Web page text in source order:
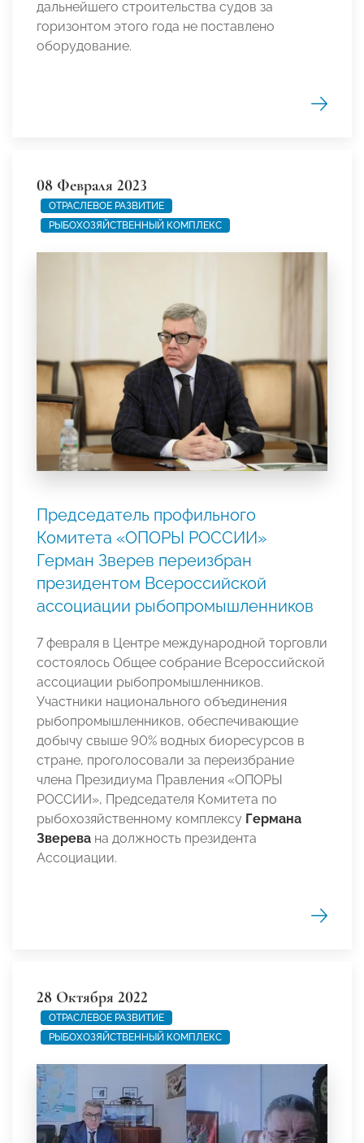
дальнейшего строительства судов за
горизонтом этого года не поставлено
оборудование.
08 Февраля 2023
ОТРАСЛЕВОЕ РАЗВИТИЕ
РЫБОХОЗЯЙСТВЕННЫЙ КОМПЛЕКС
Председатель профильного
Комитета «ОПОРЫ РОССИИ»
Герман Зверев переизбран
президентом Всероссийской
ассоциации рыбопромышленников
7 февраля в Центре международной торговли
состоялось Общее собрание Всероссийской
ассоциации рыбопромышленников.
Участники национального объединения
рыбопромышленников, обеспечивающие
добычу свыше 90% водных биоресурсов в
стране, проголосовали за переизбрание
члена Президиума Правления «ОПОРЫ
РОССИИ», Председателя Комитета по
рыбохозяйственному комплексу Германа
Зверева на должность президента
Ассоциации.
28 Октября 2022
ОТРАСЛЕВОЕ РАЗВИТИЕ
РЫБОХОЗЯЙСТВЕННЫЙ КОМПЛЕКС